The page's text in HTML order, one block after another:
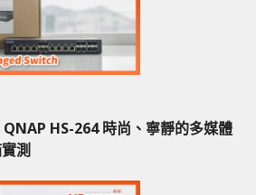
HS-264 時尚、寧靜的多媒體
測